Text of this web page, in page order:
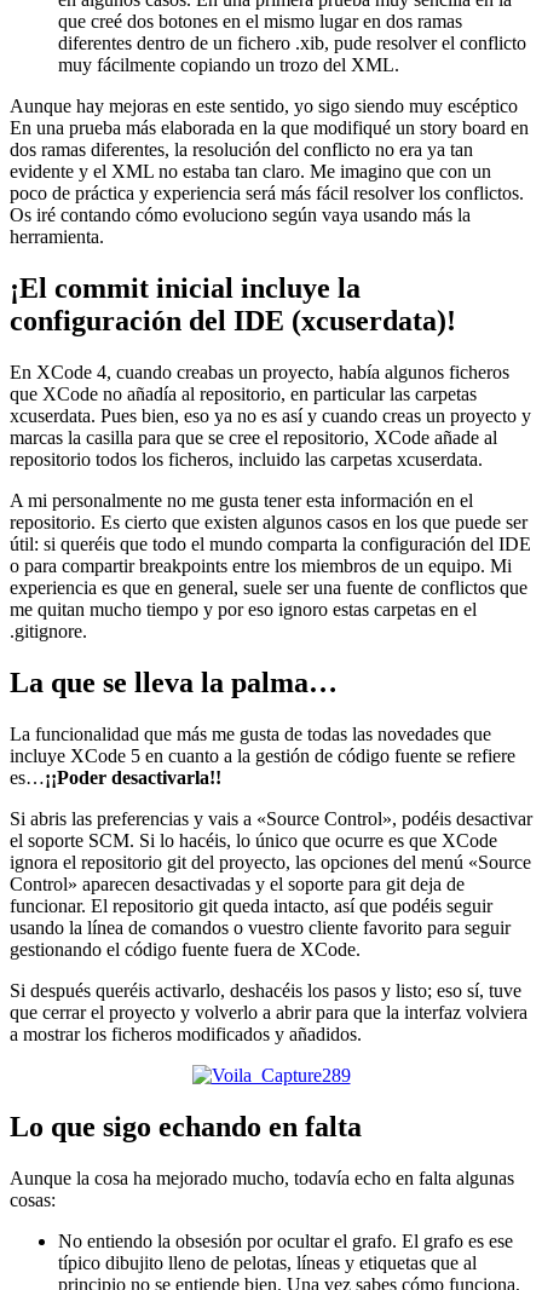
que creé dos botones en el mismo lugar en dos ramas
diferentes dentro de un fichero .xib, pude resolver el conflicto
muy fácilmente copiando un trozo del XML.
Aunque hay mejoras en este sentido, yo sigo siendo muy escéptico
En una prueba más elaborada en la que modifiqué un story board en
dos ramas diferentes, la resolución del conflicto no era ya tan
evidente y el XML no estaba tan claro. Me imagino que con un
poco de práctica y experiencia será más fácil resolver los conflictos.
Os iré contando cómo evoluciono según vaya usando más la
herramienta.
¡El commit inicial incluye la
configuración del IDE (xcuserdata)!
En XCode 4, cuando creabas un proyecto, había algunos ficheros
que XCode no añadía al repositorio, en particular las carpetas
xcuserdata. Pues bien, eso ya no es así y cuando creas un proyecto y
marcas la casilla para que se cree el repositorio, XCode añade al
repositorio todos los ficheros, incluido las carpetas xcuserdata.
A mi personalmente no me gusta tener esta información en el
repositorio. Es cierto que existen algunos casos en los que puede ser
útil: si queréis que todo el mundo comparta la configuración del IDE
o para compartir breakpoints entre los miembros de un equipo. Mi
experiencia es que en general, suele ser una fuente de conflictos que
me quitan mucho tiempo y por eso ignoro estas carpetas en el
.gitignore.
La que se lleva la palma…
La funcionalidad que más me gusta de todas las novedades que
incluye XCode 5 en cuanto a la gestión de código fuente se refiere
es…¡¡Poder desactivarla!!
Si abris las preferencias y vais a «Source Control», podéis desactivar
el soporte SCM. Si lo hacéis, lo único que ocurre es que XCode
ignora el repositorio git del proyecto, las opciones del menú «Source
Control» aparecen desactivadas y el soporte para git deja de
funcionar. El repositorio git queda intacto, así que podéis seguir
usando la línea de comandos o vuestro cliente favorito para seguir
gestionando el código fuente fuera de XCode.
Si después queréis activarlo, deshacéis los pasos y listo; eso sí, tuve
que cerrar el proyecto y volverlo a abrir para que la interfaz volviera
a mostrar los ficheros modificados y añadidos.
Lo que sigo echando en falta
Aunque la cosa ha mejorado mucho, todavía echo en falta algunas
cosas:
No entiendo la obsesión por ocultar el grafo. El grafo es ese
típico dibujito lleno de pelotas, líneas y etiquetas que al
principio no se entiende bien. Una vez sabes cómo funciona,